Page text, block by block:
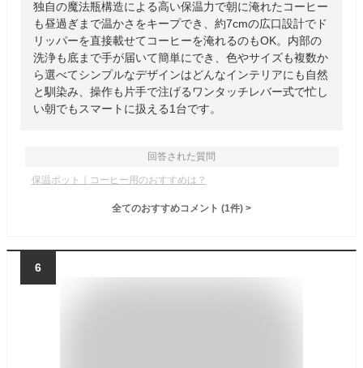
独自の魔法瓶構造による高い保温力で朝に淹れたコーヒー
も昼過ぎまで温かさをキープでき、約7cmの広口設計でド
リッパーを直接載せてコーヒーを淹れるのもOK。内部の
洗浄も底まで手が届いて簡単にでき、色やサイズも複数か
ら選べてシンプルなデザインはどんなインテリアにも自然
と馴染み、操作も片手で注げるワンタッチレバー式で忙し
い朝でもスマートに扱える1台です。
回答された質問
保温ポット｜コーヒー用のおすすめは？
全てのおすすめコメント (1件) >
6